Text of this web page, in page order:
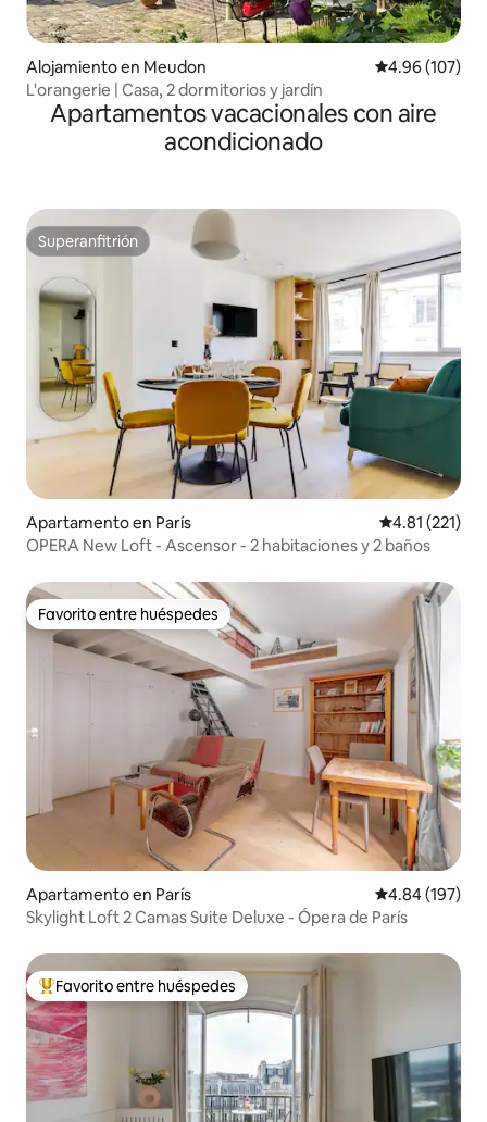
Alojamiento en Meudon Calificación
4.96 (107)
L'orangerie | Casa, 2 dormitorios y jardín
Apartamentos vacacionales con aire
acondicionado
Superanfitrión
Superanfitrión
Apartamento en París Calificación
4.81 (221)
OPERA New Loft - Ascensor - 2 habitaciones y 2 baños
Favorito entre huéspedes
Favorito entre huéspedes
Apartamento en París Calificación
4.84 (197)
Skylight Loft 2 Camas Suite Deluxe - Ópera de París
Favorito entre huéspedes preferido
Favorito entre huéspedes